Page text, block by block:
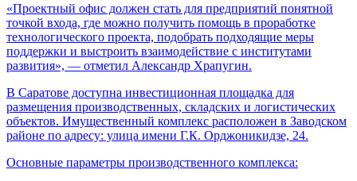
«Проектный офис должен стать для предприятий понятной
точкой входа, где можно получить помощь в проработке
технологического проекта, подобрать подходящие меры
поддержки и выстроить взаимодействие с институтами
развития», — отметил Александр Храпугин.
В Саратове доступна инвестиционная площадка для
размещения производственных, складских и логистических
объектов. Имущественный комплекс расположен в Заводском
районе по адресу: улица имени Г.К. Орджоникидзе, 24.
Основные параметры производственного комплекса: